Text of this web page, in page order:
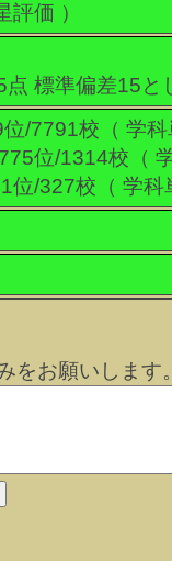
評価 ）
標準偏差15と
/7791校（ 学科
位/1314校（
位/327校（ 学科
をお願いします。